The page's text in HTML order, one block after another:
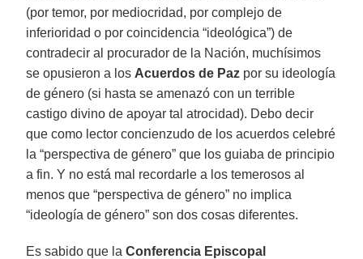
(por temor, por mediocridad, por complejo de
inferioridad o por coincidencia “ideológica”) de
contradecir al procurador de la Nación, muchísimos
se opusieron a los Acuerdos de Paz por su ideología
de género (si hasta se amenazó con un terrible
castigo divino de apoyar tal atrocidad). Debo decir
que como lector concienzudo de los acuerdos celebré
la “perspectiva de género” que los guiaba de principio
a fin. Y no está mal recordarle a los temerosos al
menos que “perspectiva de género” no implica
“ideología de género” son dos cosas diferentes.
Es sabido que laConferencia Episcopal